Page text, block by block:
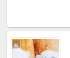
6